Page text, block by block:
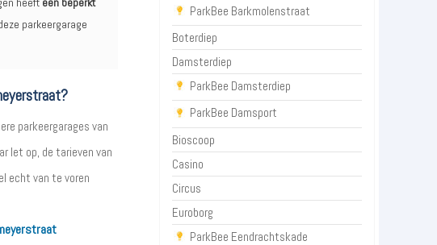
parkeergarage
parkeergarages van
let op, de tarieven van
echt van te voren
ParkBee Barkmolenstraat
Boterdiep
Damsterdiep
ParkBee Damsterdiep
ParkBee Damsport
Bioscoop
Casino
Circus
Euroborg
ParkBee Eendrachtskade